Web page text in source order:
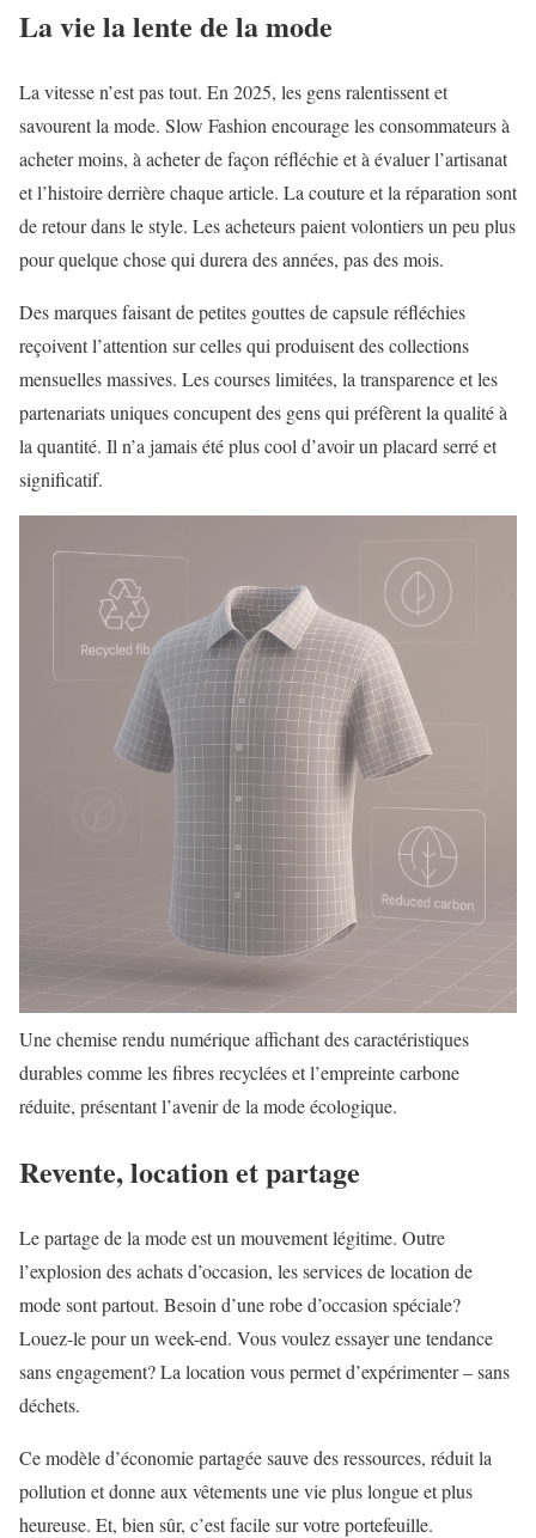
La vie la lente de la mode
La vitesse n’est pas tout. En 2025, les gens ralentissent et
savourent la mode. Slow Fashion encourage les consommateurs à
acheter moins, à acheter de façon réfléchie et à évaluer l’artisanat
et l’histoire derrière chaque article. La couture et la réparation sont
de retour dans le style. Les acheteurs paient volontiers un peu plus
pour quelque chose qui durera des années, pas des mois.
Des marques faisant de petites gouttes de capsule réfléchies
reçoivent l’attention sur celles qui produisent des collections
mensuelles massives. Les courses limitées, la transparence et les
partenariats uniques concupent des gens qui préfèrent la qualité à
la quantité. Il n’a jamais été plus cool d’avoir un placard serré et
significatif.
Une chemise rendu numérique affichant des caractéristiques
durables comme les fibres recyclées et l’empreinte carbone
réduite, présentant l’avenir de la mode écologique.
Revente, location et partage
Le partage de la mode est un mouvement légitime. Outre
l’explosion des achats d’occasion, les services de location de
mode sont partout. Besoin d’une robe d’occasion spéciale?
Louez-le pour un week-end. Vous voulez essayer une tendance
sans engagement? La location vous permet d’expérimenter – sans
déchets.
Ce modèle d’économie partagée sauve des ressources, réduit la
pollution et donne aux vêtements une vie plus longue et plus
heureuse. Et, bien sûr, c’est facile sur votre portefeuille.